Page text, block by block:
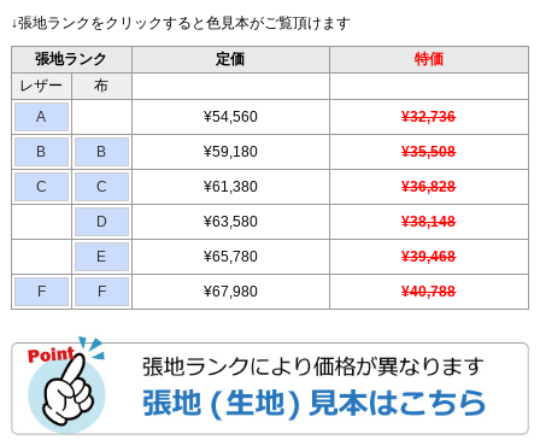
↓張地ランクをクリックすると色見本がご覧頂けます
張地ランク 定価
特価
レザー
布
A
¥54,560 ¥32,736
B B ¥59,180 ¥35,508
C C ¥61,380 ¥36,828
D ¥63,580 ¥38,148
E ¥65,780 ¥39,468
F F ¥67,980 ¥40,788